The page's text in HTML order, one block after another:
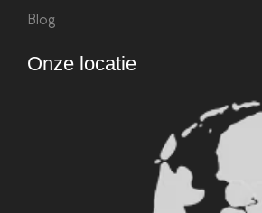
Blog
Onze locatie